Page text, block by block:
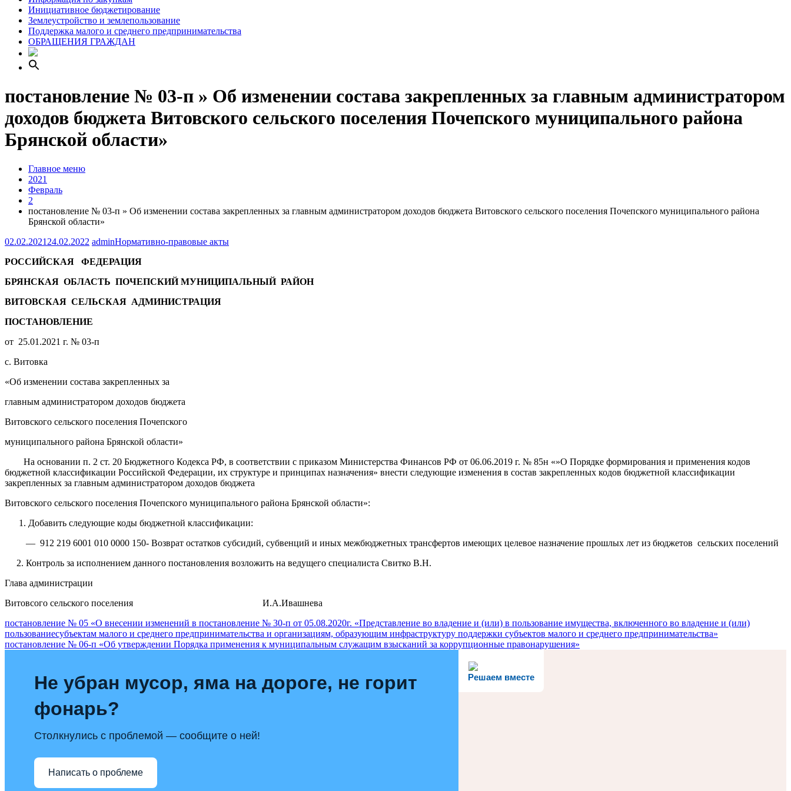
Инициативное бюджетирование
Землеустройство и землепользование
Поддержка малого и среднего предпринимательства
ОБРАЩЕНИЯ ГРАЖДАН
постановление № 03-п » Об изменении состава закрепленных за главным администратором
доходов бюджета Витовского сельского поселения Почепского муниципального района
Брянской области»
Главное меню
2021
Февраль
2
постановление № 03-п » Об изменении состава закрепленных за главным администратором доходов бюджета Витовского сельского поселения Почепского муниципального района
Брянской области»
02.02.2021 24.02.2022 adminНормативно-правовые акты
РОССИЙСКАЯ ФЕДЕРАЦИЯ
БРЯНСКАЯ ОБЛАСТЬ ПОЧЕПСКИЙ МУНИЦИПАЛЬНЫЙ РАЙОН
ВИТОВСКАЯ СЕЛЬСКАЯ АДМИНИСТРАЦИЯ
ПОСТАНОВЛЕНИЕ
от 25.01.2021 г. № 03-п
с. Витовка
«Об изменении состава закрепленных за
главным администратором доходов бюджета
Витовского сельского поселения Почепского
муниципального района Брянской области»
На основании п. 2 ст. 20 Бюджетного Кодекса РФ, в соответствии с приказом Министерства Финансов РФ от 06.06.2019 г. № 85н «»О Порядке формирования и применения кодов
бюджетной классификации Российской Федерации, их структуре и принципах назначения» внести следующие изменения в состав закрепленных кодов бюджетной классификации
закрепленных за главным администратором доходов бюджета
Витовского сельского поселения Почепского муниципального района Брянской области»:
1. Добавить следующие коды бюджетной классификации:
— 912 219 6001 010 0000 150- Возврат остатков субсидий, субвенций и иных межбюджетных трансфертов имеющих целевое назначение прошлых лет из бюджетов сельских поселений
2. Контроль за исполнением данного постановления возложить на ведущего специалиста Свитко В.Н.
Глава администрации
Витовсого сельского поселения И.А.Ивашнева
Навигация
по
постановление № 05 «О внесении изменений в постановление № 30-п от 05.08.2020г. «Представление во владение и (или) в пользование имущества, включенного во владение и (или)
пользованиесубъектам малого и среднего предпринимательства и организациям, образующим инфраструктуру поддержки субъектов малого и среднего предпринимательства»
постановление № 06-п «Об утверждении Порядка применения к муниципальным служащим взысканий за коррупционные правонарушения»
Решаем вместе
Не убран мусор, яма на дороге, не горит
фонарь?
Столкнулись с проблемой — сообщите о ней!
Написать о проблеме